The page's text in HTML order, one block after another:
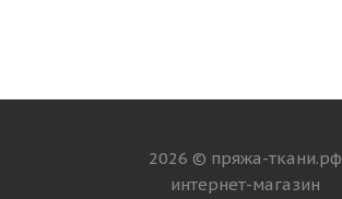
2026 © пряжа-ткани.рф
интернет-магазин